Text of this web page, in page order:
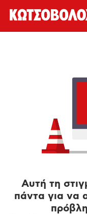
Αυτή τη
πάντα για να